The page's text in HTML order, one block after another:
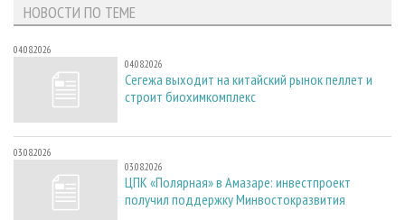
НОВОСТИ ПО ТЕМЕ
04.08.2026
04.08.2026
Сегежа выходит на китайский рынок пеллет и
строит биохимкомплекс
03.08.2026
03.08.2026
ЦПК «Полярная» в Амазаре: инвестпроект
получил поддержку Минвостокразвития